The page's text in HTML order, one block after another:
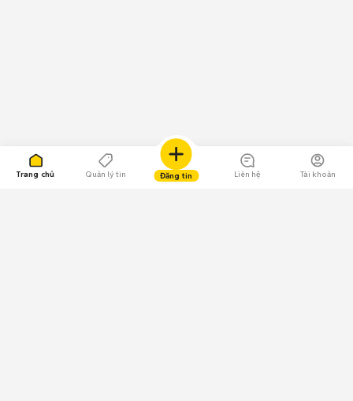
Trang chủ Quản lý tin Đăng tin Liên hệ Tài khoản